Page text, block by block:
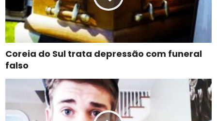
Coreia do Sul trata depressão com funeral
falso